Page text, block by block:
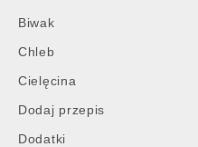
menu
content
Biwak
Chleb
Cielęcina
Dodaj przepis
Dodatki